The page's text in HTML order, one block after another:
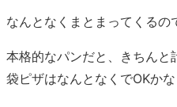
なんとなくまとまってくるの
本格的なパンだと、きちんと
袋ピザはなんとなくでOKか